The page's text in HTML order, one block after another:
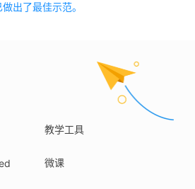
出了最佳示范。
教学工具
微课